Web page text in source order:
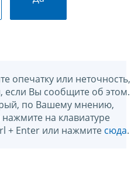
опечатку или неточность,
Вы сообщите об этом.
по Вашему мнению,
на клавиатуре
+ Enter или нажмите сюда.